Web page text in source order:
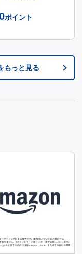
ポイント
もっと見る